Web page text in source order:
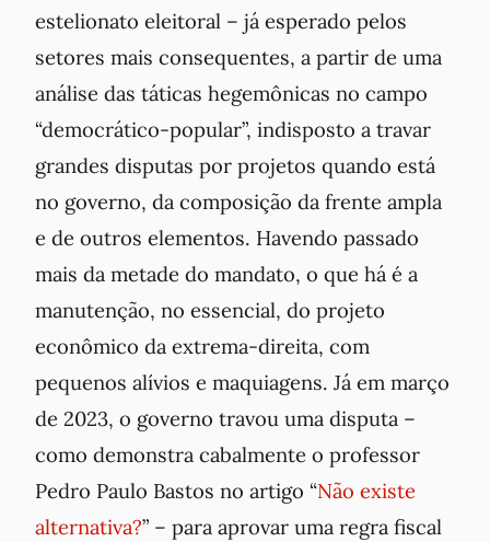
estelionato eleitoral – já esperado pelos
setores mais consequentes, a partir de uma
análise das táticas hegemônicas no campo
“democrático-popular”, indisposto a travar
grandes disputas por projetos quando está
no governo, da composição da frente ampla
e de outros elementos. Havendo passado
mais da metade do mandato, o que há é a
manutenção, no essencial, do projeto
econômico da extrema-direita, com
pequenos alívios e maquiagens. Já em março
de 2023, o governo travou uma disputa –
como demonstra cabalmente o professor
Pedro Paulo Bastos no artigo “Não existe
alternativa?” – para aprovar uma regra fiscal